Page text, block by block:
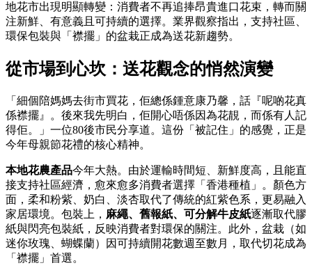
地花市出現明顯轉變：消費者不再追捧昂貴進口花束，轉而關
注新鮮、有意義且可持續的選擇。業界觀察指出，支持社區、
環保包裝與「襟擺」的盆栽正成為送花新趨勢。
從市場到心坎：送花觀念的悄然演變
「細個陪媽媽去街市買花，佢總係鍾意康乃馨，話『呢啲花真
係襟擺』。後來我先明白，佢開心唔係因為花靚，而係有人記
得佢。」一位80後市民分享道。這份「被記住」的感覺，正是
今年母親節花禮的核心精神。
本地花農產品今年大熱。由於運輸時間短、新鮮度高，且能直
接支持社區經濟，愈來愈多消費者選擇「香港種植」。顏色方
面，柔和粉紫、奶白、淡杏取代了傳統的紅紫色系，更易融入
家居環境。包裝上， 麻繩、舊報紙、可分解牛皮紙逐漸取代膠
紙與閃亮包裝紙，反映消費者對環保的關注。此外，盆栽（如
迷你玫瑰、蝴蝶蘭）因可持續開花數週至數月，取代切花成為
「襟擺」首選。